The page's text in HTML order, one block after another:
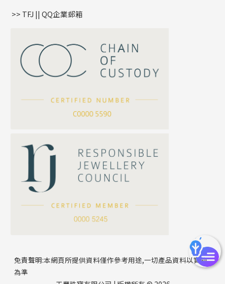
公司名稱
聯絡電話
嘴唇鏈系列
S車花鏈系列
珍珠鏈系列
坦克鏈系列
滿天星鏈系列
方假繩鏈系列
星座吊墜
珠扣
>> TFJ || QQ企業郵箱
免責聲明:本網頁所提供資料僅作參考用途,一切產品資料以實物
為準